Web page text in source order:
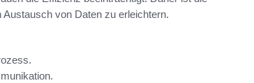
von Daten zu erleichtern.